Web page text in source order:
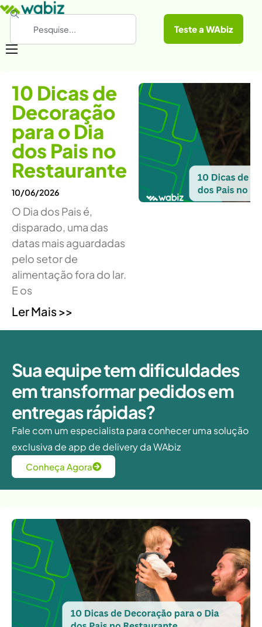
Conheça a WAbiz
Materiais Gratuitos
Teste a WAbiz
10 Dicas de
Decoração
para o Dia
dos Pais no
Restaurante
10/06/2026
O Dia dos Pais é,
disparado, uma das
datas mais aguardadas
pelo setor de
alimentação fora do lar.
E os
Ler Mais >>
Sua equipe tem dificuldades
em transformar pedidos em
entregas rápidas?
Fale com um especialista para conhecer uma solução
exclusiva de app de delivery da WAbiz
Conheça Agora